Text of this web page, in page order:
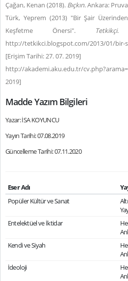
Çağan, Kenan (2018). Bıçkın. Ankara: Pruva
Türk, Yeprem (2013) "Bir Şair
Keşfetme Önersi".
Tetkikçi.
http://tetkikci.blogspot.com/2013/01/bir-
[Erişim Tarihi: 27. 07. 2019]
http://akademi.aku.edu.tr/
2019]
Madde Yazım Bilgileri
Yazar: İSA KOYUNCU
Yayın Tarihi: 07.08.2019
Güncelleme Tarihi: 07.11.2020
Eser Adı
Popüler Kültür ve Sanat
Entelektüel ve İktidar
Kendi ve Siyah
İdeoloji